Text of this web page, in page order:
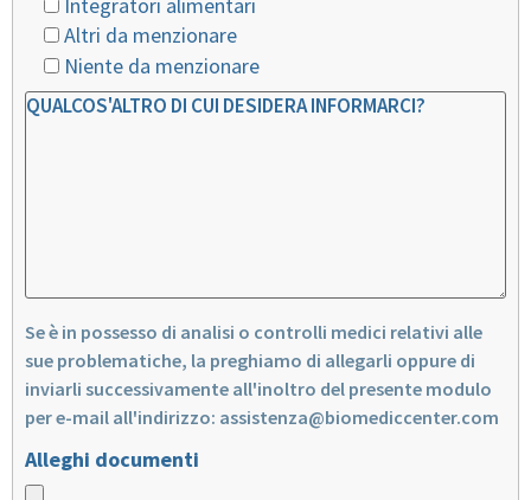
Altri da menzionare
Niente da menzionare
Se è in possesso di analisi o controlli medici relativi alle
sue problematiche, la preghiamo di allegarli oppure di
inviarli successivamente all'inoltro del presente modulo
per e-mail all'indirizzo: assistenza@biomediccenter.com
Alleghi documenti